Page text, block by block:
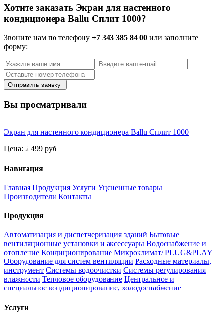
Хотите заказать Экран для настенного
кондиционера Ballu Сплит 1000?
Звоните нам по телефону +7 343 385 84 00 или заполните
форму:
Отправить заявку
Вы просматривали
Экран для настенного кондиционера Ballu Сплит 1000
Цена: 2 499 руб
Навигация
Главная Продукция Услуги Уцененные товары
Производители Контакты
Продукция
Автоматизация и диспетчеризация зданий Бытовые
вентиляционные установки и аксессуары Водоснабжение и
отопление Кондиционирование Микроклимат/ PLUG&PLAY
Оборудование для систем вентиляции Расходные материалы,
инструмент Системы водоочистки Системы регулирования
влажности Тепловое оборудование Центральное и
специальное кондиционирование, холодоснабжение
Услуги